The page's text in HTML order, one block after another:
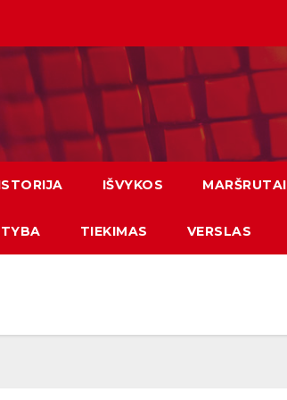
IŠVYKOS MARŠRUTAI
TIEKIMAS VERSLAS